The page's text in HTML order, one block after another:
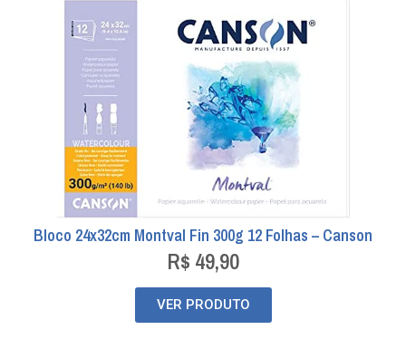
Bloco 24x32cm Montval Fin 300g 12 Folhas – Canson
R$ 49,90
VER PRODUTO